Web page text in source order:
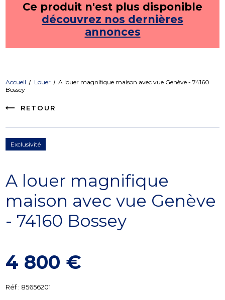
Ce produit n'est plus disponible
découvrez nos dernières
annonces
Accueil Louer
A louer magnifique maison avec vue Genève - 74160
Bossey
RETOUR
Exclusivité
A louer magnifique
maison avec vue Genève
- 74160 Bossey
4 800 €
Réf : 85656201